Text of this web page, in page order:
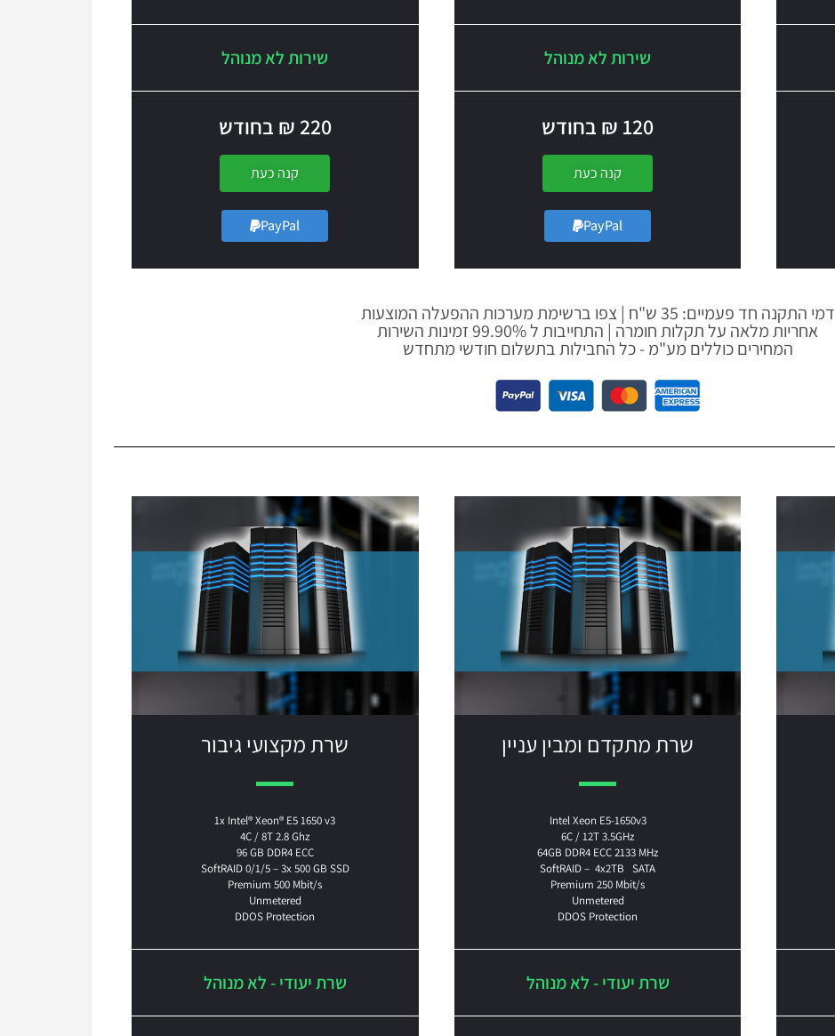
שירות לא מנוהל
120 ₪ בחודש
קנה כעת
PayPal
שירות לא מנוהל
220 ₪ בחודש
קנה כעת
PayPal
דמי התקנה חד פעמיים: 35 ש"ח | צפו ברשימת מערכות ההפעלה המוצעות
אחריות מלאה על תקלות חומרה | התחייבות ל 99.90% זמינות השירות
המחירים כוללים מע"מ - כל החבילות בתשלום חודשי מתחדש
שרת מתקדם ומבין עניין
Intel Xeon E5-1650v3
6C / 12T 3.5GHz
64GB DDR4 ECC 2133 MHz
SoftRAID – 4x2TB SATA
Premium 250 Mbit/s
Unmetered
DDOS Protection
שרת יעודי - לא מנוהל
שרת מקצועי גיבור
1x Intel® Xeon® E5 1650 v3
4C / 8T 2.8 Ghz
96 GB DDR4 ECC
SoftRAID 0/1/5 –3x 500 GB SSD
Premium 500 Mbit/s
Unmetered
DDOS Protection
שרת יעודי - לא מנוהל